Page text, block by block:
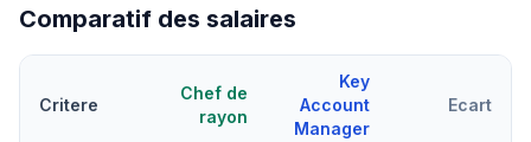
Comparatif des salaires
Critere
Chef de
rayon
Key
Account
Manager
Ecart